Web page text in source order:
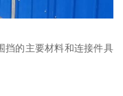
挡的主要材料和连接件具